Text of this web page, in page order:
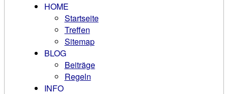
HOME
Startseite
Treffen
Sitemap
BLOG
Beiträge
Regeln
INFO